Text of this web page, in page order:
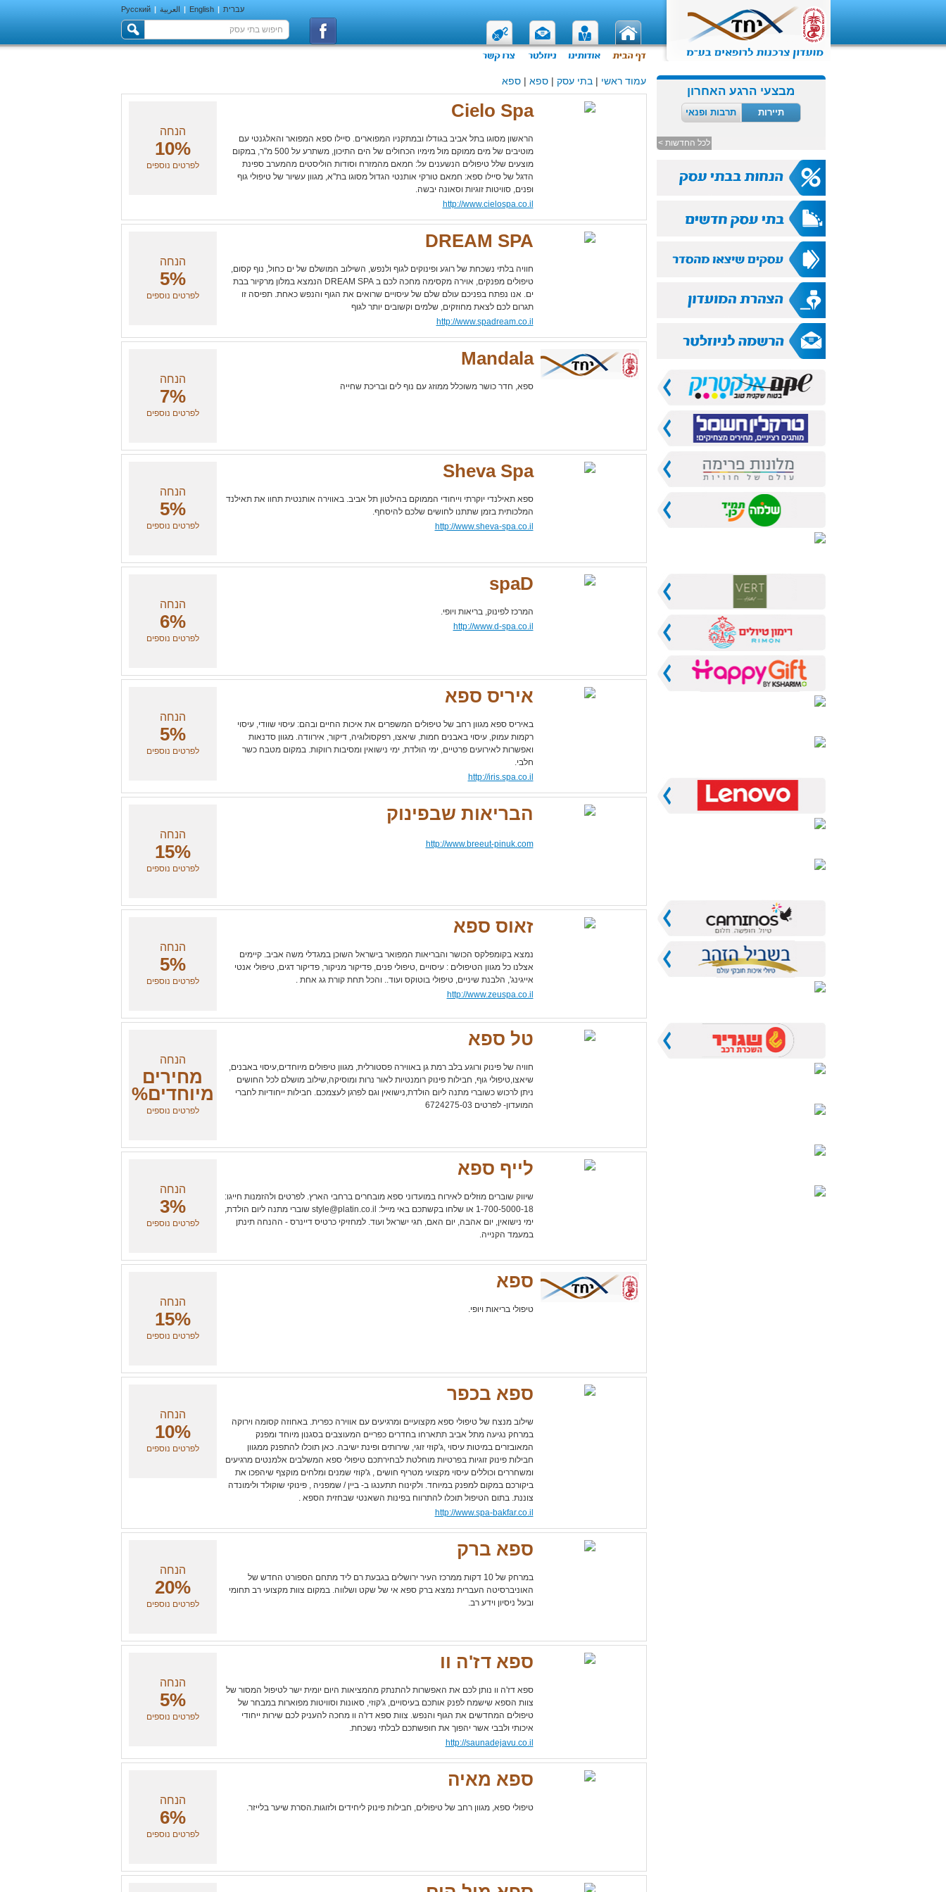
עברית |
English
| العربية |
Русский
מבצעי הרגע האחרון
תיירות תרבות ופנאי
לכל החדשות >
עמוד ראשי |בתי עסק |ספא |ספא
Cielo Spa
הראשון מסוגו בתל אביב בגודלו ובמתקניו המפוארים. סיילו ספא המפואר והאלגנטי עם
מוטיבים של מים ממוקם מול מימיו הכחולים של הים התיכון, משתרע על 500 מ''ר, במקום
מוצעים שלל טיפולים הנשענים על: חמאם מהמזרח וסודות הוליסטים מהמערב ספינת
הדגל של סיילו ספא: חמאם טורקי אותנטי הגדול מסוגו בת''א, מגוון עשיור של טיפולי גוף
ופנים, סוויטות זוגיות וסאונה יבשה.
http://www.cielospa.co.il
הנחה
10%
לפרטים נוספים
DREAM SPA
חוויה בלתי נשכחת של רוגע ופינוקים לגוף ולנפש, השילוב המושלם של ים כחול, נוף קסום,
טיפולים מפנקים, אוירה מקסימה מחכה לכם ב DREAM SPA הנמצא במלון מרקיור בבת
ים. אנו נפתח בפניכם עולם שלם של עיסויים שרואים את הגוף והנפש כאחת. תפיסה זו
תגרום לכם לצאת מחוזקים, שלמים וקשובים יותר לגוף
http://www.spadream.co.il
הנחה
5%
לפרטים נוספים
Mandala
ספא, חדר כושר משוכלל ממוזג עם נוף לים ובריכת שחייה
הנחה
7%
לפרטים נוספים
Sheva Spa
ספא תאילנדי יוקרתי וייחודי הממוקם בהילטון תל אביב. באווירה אותנטית תחוו את תאילנד
המלכותית בזמן שתתנו לחושים שלכם להיסחף.
http://www.sheva-spa.co.il
הנחה
5%
לפרטים נוספים
spaD
המרכז לפינוק, בריאות ויופי.
http://www.d-spa.co.il
הנחה
6%
לפרטים נוספים
איריס ספא
באיריס ספא מגוון רחב של טיפולים המשפרים את איכות החיים ובהם: עיסוי שוודי, עיסוי
רקמות עמוק, עיסוי באבנים חמות, שיאצו, רפקסולוגיה, דיקור, אירוודה. מגוון סדנאות
ואפשרות לאירועים פרטיים, ימי הולדת, ימי נישואין ומסיבות רווקות. במקום מטבח כשר
חלבי.
http://iris.spa.co.il
הנחה
5%
לפרטים נוספים
הבריאות שבפינוק
http://www.breeut-pinuk.com
הנחה
15%
לפרטים נוספים
זאוס ספא
נמצא בקומפלקס הכושר והבריאות המפואר בישראל השוכן במגדלי משה אביב. קיימים
אצלנו כל מגוון הטיפולים : עיסויים ,טיפולי פנים, פדיקור מניקור, פדיקור דגים, טיפולי אנטי
אייגינג', הלבנת שיניים, טיפולי בוטוקס ועוד.. והכל תחת קורת גג אחת .
http://www.zeuspa.co.il
הנחה
5%
לפרטים נוספים
טל ספא
חוויה של פינוק ורוגע בלב רמת גן באווירה פסטורלית, מגוון טיפולים מיוחדים,עיסוי באבנים,
שיאצו,טיפולי גוף, חבילות פינוק רומנטיות לאור נרות ומוסיקה,שילוב מושלם לכל החושים
ניתן לרכוש כשוברי מתנה ליום הולדת,נישואין וגם לפרגן לעצמכם. חבילות ייחודיות לחברי
המועדון- לפרטים 6724275-03
הנחה
מחירים
מיוחדים%
לפרטים נוספים
לייף ספא
שיווק שוברים מוזלים לאירוח במועדוני ספא מובחרים ברחבי הארץ. לפרטים ולהזמנות חייגו:
1-700-5000-18 או שלחו בקשתכם באי מייל:
style@platin.co.il שוברי מתנה ליום הולדת,
ימי נישואין, יום אהבה, יום האם, חגי ישראל ועוד. למחזיקי כרטיס דיינרס - ההנחה תינתן
במעמד הקנייה.
הנחה
3%
לפרטים נוספים
ספא
טיפולי בריאות ויופי.
הנחה
15%
לפרטים נוספים
ספא בכפר
שילוב מנצח של טיפולי ספא מקצועיים ומרגיעים עם אווירה כפרית. באחוזה קסומה וירוקה
במרחק נגיעה מתל אביב תתארחו בחדרים כפריים המעוצבים בסגנון מיוחד ומפנק
המאובזרים במיטות עיסוי ,ג'קוזי זוגי, שירותים ופינת ישיבה. כאן תוכלו להתפנק ממגוון
חבילות פינוק זוגיות בפרטיות מוחלטת לבחירתכם טיפולי ספא המשלבים אלמנטים מרגיעים
ומשחררים וכוללים עיסוי מקצועי מטריף חושים , ג'קוזי שמנים ומלחים מוקצף שיהפכו את
ביקורכם במקום למפנק במיוחד. ולקינוח תתענגו ב- ביין / שמפניה , פינוקי שוקולד ולימונדה
צוננת. בתום הטיפול תוכלו להתרווח בפינות השאנטי שבחזית הספא .
http://www.spa-bakfar.co.il
הנחה
10%
לפרטים נוספים
ספא ברק
במרחק של 10 דקות ממרכז העיר ירושלים בגבעת רם ליד מתחם הספורט החדש של
האוניברסיטה העברית נמצא ברק ספא אי של שקט ושלווה. במקום צוות מקצועי רב תחומי
ובעל ניסיון וידע רב.
הנחה
20%
לפרטים נוספים
ספא דז'ה וו
ספא דז'ה וו נותן לכם את האפשרות להתנתק מהמציאות היום יומית ישר לטיפול המסור של
צוות הספא שישמח לפנק אותכם בעיסויים, ג'קוזי, סאונות וסוויטות מפוארות במבחר של
טיפולים המחדשים את הגוף והנפש. צוות ספא דז'ה וו מחכה להעניק לכם שירות ייחודי
איכותי ולבבי אשר יהפוך את חופשתכם לבלתי נשכחת.
http://saunadejavu.co.il
הנחה
5%
לפרטים נוספים
ספא מאיה
טיפולי ספא, מגוון רחב של טיפולים, חבילות פינוק ליחידים ולזוגות.הסרת שיער בלייזר.
הנחה
6%
לפרטים נוספים